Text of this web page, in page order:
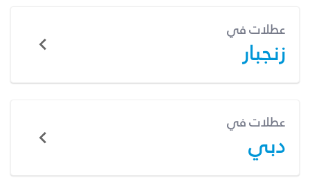
عطلات في
زنجبار
عطلات في
دبي